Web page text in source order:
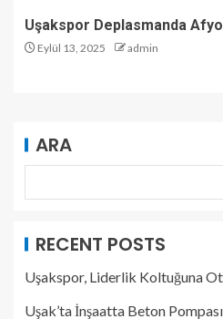
Uşakspor Deplasmanda
Eylül 13, 2025 admin
ARA
RECENT POSTS
Uşakspor, Liderlik Koltuğuna
Uşak’ta İnşaatta Beton